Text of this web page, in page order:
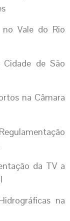
Vale do Rio
de São
na Câmara
da TV a
na